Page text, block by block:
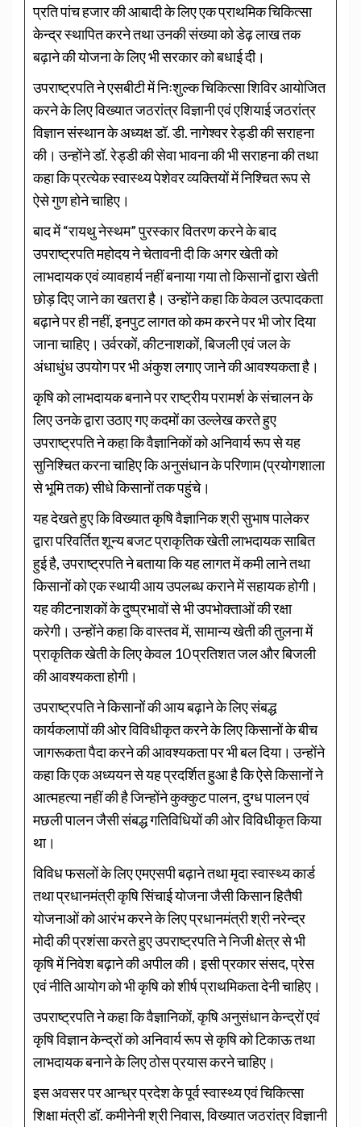
प्रति पांच हजार की आबादी के लिए एक प्राथमिक चिकित्सा
केन्द्र स्थापित करने तथा उनकी संख्या को डेढ़ लाख तक
बढ़ाने की योजना के लिए भी सरकार को बधाई दी।
उपराष्ट्रपति ने एसबीटी में निःशुल्क चिकित्सा शिविर आयोजित
करने के लिए विख्यात जठरांत्र विज्ञानी एवं एशियाई जठरांत्र
विज्ञान संस्थान के अध्यक्ष डॉ. डी. नागेश्वर रेड्डी की सराहना
की। उन्होंने डॉ. रेड्डी की सेवा भावना की भी सराहना की तथा
कहा कि प्रत्येक स्वास्थ्य पेशेवर व्यक्तियों में निश्चित रूप से
ऐसे गुण होने चाहिए।
बाद में “रायथु नेस्थम” पुरस्कार वितरण करने के बाद
उपराष्ट्रपति महोदय ने चेतावनी दी कि अगर खेती को
लाभदायक एवं व्यावहार्य नहीं बनाया गया तो किसानों द्वारा खेती
छोड़ दिए जाने का खतरा है। उन्होंने कहा कि केवल उत्पादकता
बढ़ाने पर ही नहीं, इनपुट लागत को कम करने पर भी जोर दिया
जाना चाहिए। उर्वरकों, कीटनाशकों, बिजली एवं जल के
अंधाधुंध उपयोग पर भी अंकुश लगाए जाने की आवश्यकता है।
कृषि को लाभदायक बनाने पर राष्ट्रीय परामर्श के संचालन के
लिए उनके द्वारा उठाए गए कदमों का उल्लेख करते हुए
उपराष्ट्रपति ने कहा कि वैज्ञानिकों को अनिवार्य रूप से यह
सुनिश्चित करना चाहिए कि अनुसंधान के परिणाम (प्रयोगशाला
से भूमि तक) सीधे किसानों तक पहुंचे।
यह देखते हुए कि विख्यात कृषि वैज्ञानिक श्री सुभाष पालेकर
द्वारा परिवर्तित शून्य बजट प्राकृतिक खेती लाभदायक साबित
हुई है, उपराष्ट्रपति ने बताया कि यह लागत में कमी लाने तथा
किसानों को एक स्थायी आय उपलब्ध कराने में सहायक होगी।
यह कीटनाशकों के दुष्प्रभावों से भी उपभोक्ताओं की रक्षा
करेगी। उन्होंने कहा कि वास्तव में, सामान्य खेती की तुलना में
प्राकृतिक खेती के लिए केवल 10 प्रतिशत जल और बिजली
की आवश्यकता होगी।
उपराष्ट्रपति ने किसानों की आय बढ़ाने के लिए संबद्ध
कार्यकलापों की ओर विविधीकृत करने के लिए किसानों के बीच
जागरूकता पैदा करने की आवश्यकता पर भी बल दिया। उन्होंने
कहा कि एक अध्ययन से यह प्रदर्शित हुआ है कि ऐसे किसानों ने
आत्महत्या नहीं की है जिन्होंने कुक्कुट पालन, दुग्ध पालन एवं
मछली पालन जैसी संबद्ध गतिविधियों की ओर विविधीकृत किया
था।
विविध फसलों के लिए एमएसपी बढ़ाने तथा मृदा स्वास्थ्य कार्ड
तथा प्रधानमंत्री कृषि सिंचाई योजना जैसी किसान हितैषी
योजनाओं को आरंभ करने के लिए प्रधानमंत्री श्री नरेन्द्र
मोदी की प्रशंसा करते हुए उपराष्ट्रपति ने निजी क्षेत्र से भी
कृषि में निवेश बढ़ाने की अपील की। इसी प्रकार संसद, प्रेस
एवं नीति आयोग को भी कृषि को शीर्ष प्राथमिकता देनी चाहिए।
उपराष्ट्रपति ने कहा कि वैज्ञानिकों, कृषि अनुसंधान केन्द्रों एवं
कृषि विज्ञान केन्द्रों को अनिवार्य रूप से कृषि को टिकाऊ तथा
लाभदायक बनाने के लिए ठोस प्रयास करने चाहिए।
इस अवसर पर आन्ध्र प्रदेश के पूर्व स्वास्थ्य एवं चिकित्सा
शिक्षा मंत्री डॉ. कमीनेनी श्री निवास, विख्यात जठरांत्र विज्ञानी